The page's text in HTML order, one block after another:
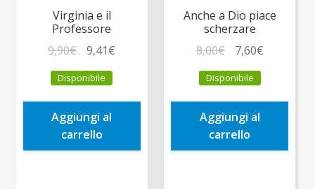
Virginia e il
Professore
9,90€
prezzo
originale
era:
9,90€.
9,41€
è:
Disponibile
Aggiungi al
carrello
Anche a Dio piace
scherzare
8,00€
prezzo
originale
era:
8,00€.
7,60€Il
è:
Disponibile
Aggiungi al
carrello